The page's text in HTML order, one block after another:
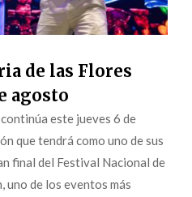
de las Flores
agosto
este jueves 6 de
que tendrá como uno de sus
final del Festival Nacional de
uno de los eventos más